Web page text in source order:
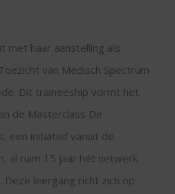
met haar aanstelling als
van Medisch Spectrum
Dit traineeship vormt het
de Masterclass De
een initiatief vanuit de
al ruim 15 jaar hét netwerk
leergang richt zich op